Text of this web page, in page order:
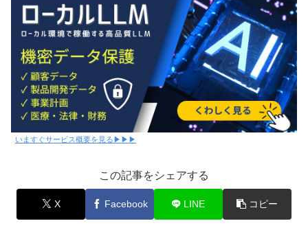
いますぐサービス概要を見る▶▶▶
この記事をシェアする
X Facebook LINE コピー